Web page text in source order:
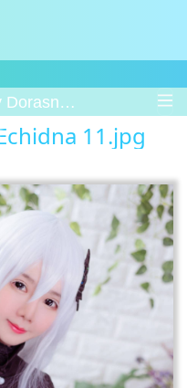
- Echidna 11
11.jpg